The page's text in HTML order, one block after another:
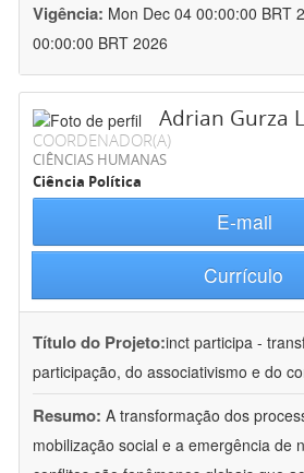
Vigência: Mon Dec 04 00:00:00 BRT
00:00:00 BRT 2026
Adrian Gurza
COORDENADOR(A)
CIÊNCIAS HUMANAS
Ciência Política
E-mail
Currículo
Título do Projeto:inct participa -
participação, do associativismo e do
Resumo: A transformação dos
mobilização social e a emergência de